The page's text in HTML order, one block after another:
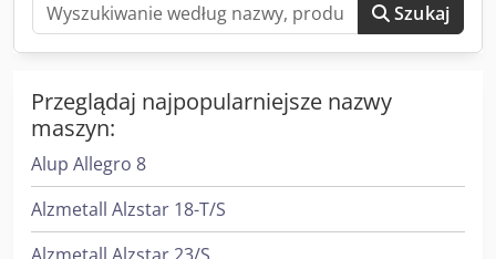
Szukaj
Przeglądaj najpopularniejsze nazwy
maszyn:
Alup Allegro 8
Alzmetall Alzstar 18-T/S